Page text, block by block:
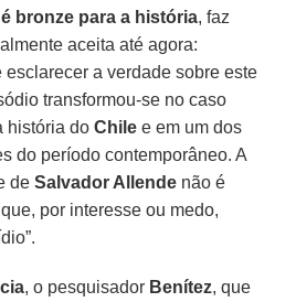
bronze para a história, faz
aceita até agora:
esclarecer a verdade sobre este
transformou-se no caso
história doChile e em um dos
do período contemporâneo. A
deSalvador Allende não é
por interesse ou medo,
, o pesquisador Benítez, que